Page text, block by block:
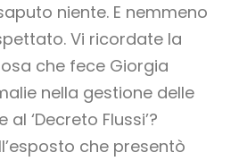
niente. E nemmeno
Vi ricordate la
che fece Giorgia
nella gestione delle
‘Decreto Flussi’?
che presentò